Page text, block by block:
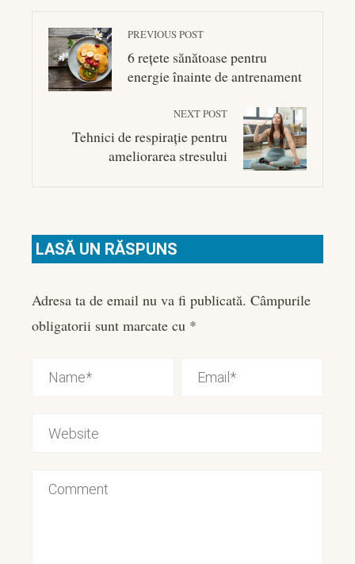
PREVIOUS POST
6 rețete sănătoase pentru
energie înainte de antrenament
NEXT POST
Tehnici de respirație pentru
ameliorarea stresului
LASĂ UN RĂSPUNS
Adresa ta de email nu va fi publicată. Câmpurile
obligatorii sunt marcate cu *